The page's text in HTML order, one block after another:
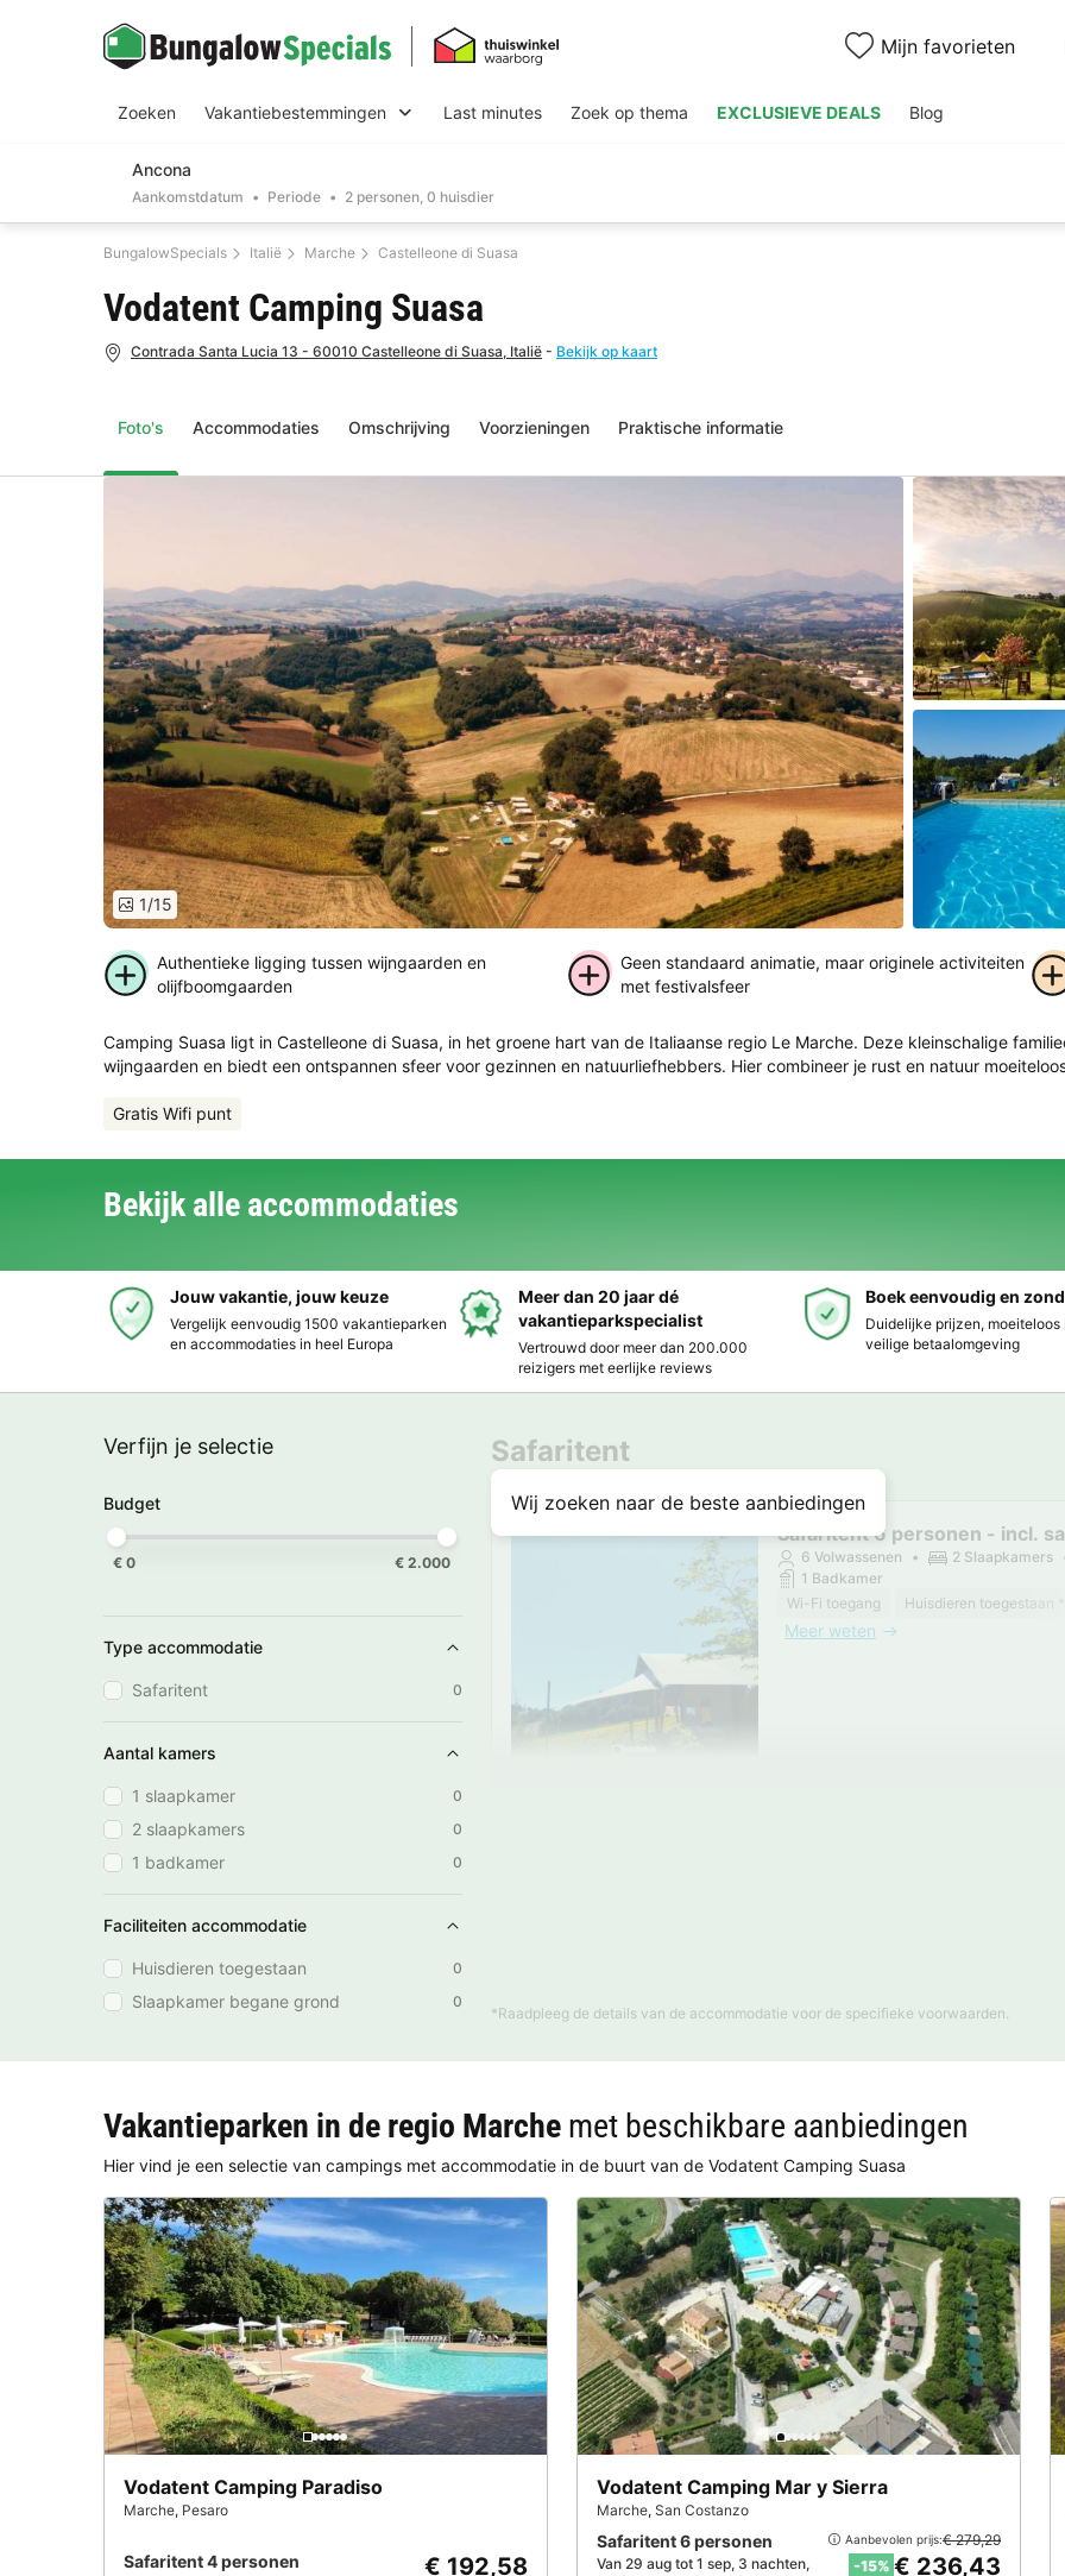
Mijn favorieten
Zoeken Vakantiebestemmingen Last minutes Zoek op thema EXCLUSIEVE DEALS Blog
Ancona
Aankomstdatum Periode 2 personen, 0 huisdier
BungalowSpecials Italië Marche Castelleone di Suasa
Foto's Accommodaties Omschrijving Voorzieningen Praktische informatie
Vodatent Camping Suasa
Contrada Santa Lucia 13 - 60010 Castelleone di Suasa, Italië - Bekijk op kaart
foto's
1/15
Authentieke ligging tussen wijngaarden en
olijfboomgaarden
Geen standaard animatie, maar originele activiteiten
met festivalsfeer
Camping Suasa ligt in Castelleone di Suasa, in het groene hart van de Italiaanse regio Le Marche. Deze kleinschalige
wijngaarden en biedt een ontspannen sfeer voor gezinnen en natuurliefhebbers. Hier combineer je rust en natuur
Gratis Wifi punt
Bekijk alle accommodaties
Jouw vakantie, jouw keuze
Vergelijk eenvoudig 1500 vakantieparken
en accommodaties in heel Europa
Meer dan 20 jaar dé
vakantieparkspecialist
Vertrouwd door meer dan 200.000
reizigers met eerlijke reviews
Boek eenvoudig en
Duidelijke prijzen, moeiteloos
veilige betaalomgeving
Verfijn je selectie
Budget
€ 0 € 2.000
Type accommodatie
Safaritent 0
Aantal kamers
1 slaapkamer 0
2 slaapkamers 0
1 badkamer 0
Faciliteiten accommodatie
Huisdieren toegestaan 0
Slaapkamer begane grond 0
Safaritent
Safaritent 6 personen - incl.
6 Volwassenen
2 Slaapkamers
1 Badkamer
Wi-Fi toegang
Huisdieren toegestaan *
Meer weten
*Raadpleeg de details van de accommodatie voor de specifieke voorwaarden.
Wij zoeken naar de beste aanbiedingen
Vakantieparken in de regio Marche met beschikbare aanbiedingen
Hier vind je een selectie van campings met accommodatie in de buurt van de Vodatent Camping Suasa
Vodatent Camping Paradiso
Marche, Pesaro
Safaritent 4 personen € 192,58
Vodatent Camping Mar y Sierra
Marche, San Costanzo
Safaritent 6 personen
Van 29 aug tot 1 sep, 3 nachten,
Aanbevolen prijs:€ 279,29
-15% € 236,43